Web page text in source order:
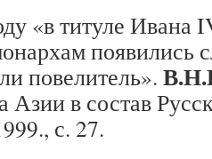
«в титуле Ивана
появились
повелитель».
в состав
с. 27.